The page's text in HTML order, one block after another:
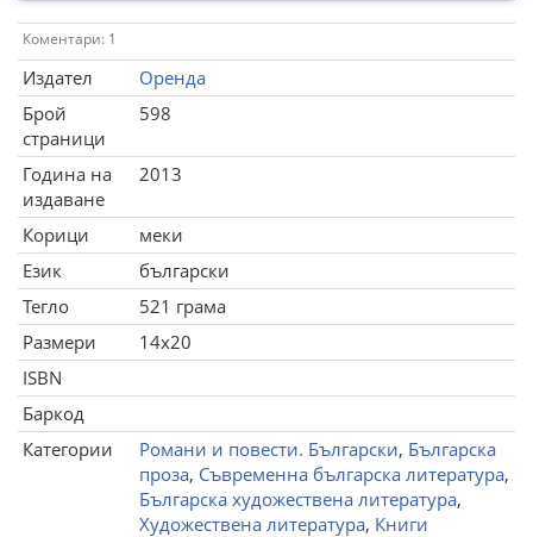
Коментари: 1
Издател
Оренда
Брой
страници
598
Година на
издаване
2013
Корици
меки
Език
български
Тегло
521 грама
Размери
14x20
ISBN
Баркод
Категории
Романи и повести. Български, Българска
проза, Съвременна българска литература,
Българска художествена литература,
Художествена литература, Книги